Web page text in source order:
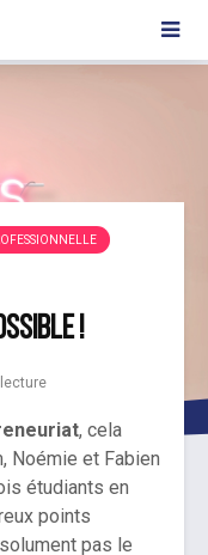
!
, cela
Noémie et Fabien
étudiants en
points
pas le